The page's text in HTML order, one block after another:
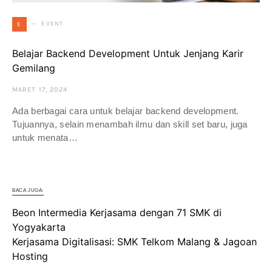
E EVENT
Belajar Backend Development Untuk Jenjang Karir
Gemilang
MARET 17, 2024
Ada berbagai cara untuk belajar backend development.
Tujuannya, selain menambah ilmu dan skill set baru, juga
untuk menata…
BACA JUGA:
Beon Intermedia Kerjasama dengan 71 SMK di
Yogyakarta
Kerjasama Digitalisasi: SMK Telkom Malang & Jagoan
Hosting